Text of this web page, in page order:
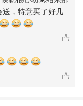
，特意买了好几